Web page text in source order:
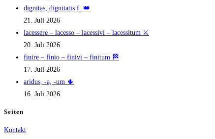
dignitas, dignitatis f. 👑
21. Juli 2026
lacessere – lacesso – lacessivi – lacessitum ⚔️
20. Juli 2026
finire – finio – finivi – finitum 🏁
17. Juli 2026
aridus, -a, -um 🌵
16. Juli 2026
Seiten
Kontakt